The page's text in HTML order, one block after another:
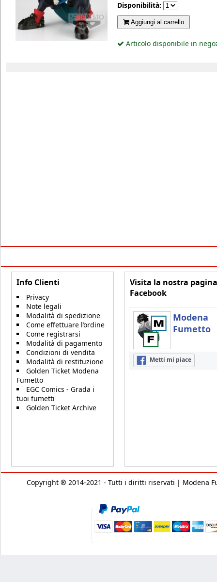
Disponibilità:
Aggiungi al carrello
Articolo disponibile in
Info Clienti
Privacy
Note legali
Modalità di spedizione
Come effettuare l’ordine
Come registrarsi
Modalità di pagamento
Condizioni di vendita
Modalità di restituzione
Golden Ticket Modena
Fumetto
EGC Comics - Grada i
tuoi fumetti
Golden Ticket Archive
Visita la nostra pagina
Facebook
Modena
Fumetto
Metti mi piace
Copyright ® 2014-2021 - Tutti i diritti riservati | Modena